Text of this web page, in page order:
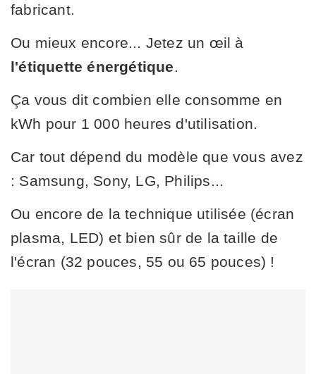
fabricant.
Ou mieux encore... Jetez un œil à
l'étiquette énergétique.
Ça vous dit combien elle consomme en
kWh pour 1 000 heures d'utilisation.
Car tout dépend du modèle que vous avez
: Samsung, Sony, LG, Philips...
Ou encore de la technique utilisée (écran
plasma, LED) et bien sûr de la taille de
l'écran (32 pouces, 55 ou 65 pouces) !